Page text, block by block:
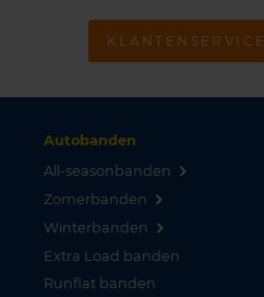
KLANTENSERVICE
Autobanden
All-seasonbanden
Zomerbanden
Winterbanden
Extra Load banden
Runflat banden